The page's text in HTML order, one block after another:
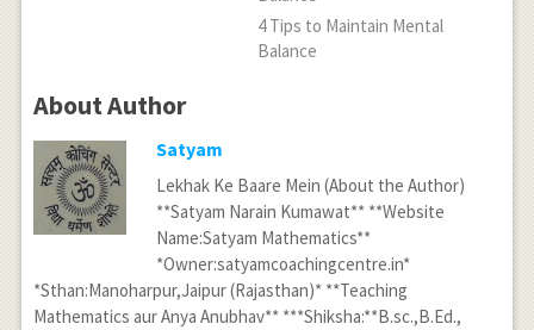
4 Tips to Maintain Mental
Balance
About Author
Satyam
Lekhak Ke Baare Mein (About the Author)
**Satyam Narain Kumawat** **Website
Name:Satyam Mathematics**
*Owner:satyamcoachingcentre.in*
*Sthan:Manoharpur,Jaipur (Rajasthan)* **Teaching
Mathematics aur Anya Anubhav** ***Shiksha:**B.sc.,B.Ed.,